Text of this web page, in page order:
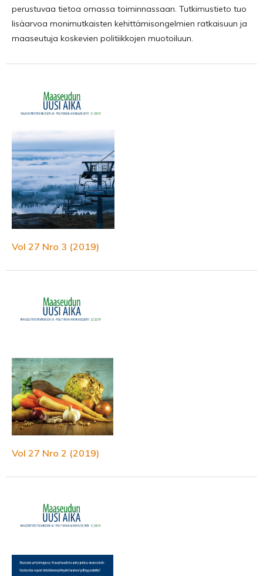
perustuvaa tietoa omassa toiminnassaan. Tutkimustieto tuo
lisäarvoa monimutkaisten kehittämisongelmien ratkaisuun ja
maaseutuja koskevien politiikkojen muotoiluun.
Vol 27 Nro 3 (2019)
Vol 27 Nro 2 (2019)